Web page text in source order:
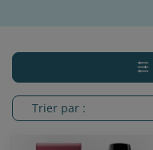
Trier par :